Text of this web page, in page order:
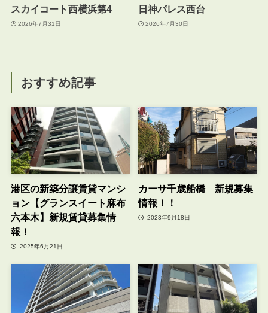
スカイコート西横浜第4
2026年7月31日
日神パレス西台
2026年7月30日
おすすめ記事
港区の新築分譲賃貸マンシ
ョン【グランスイート麻布
六本木】新規賃貸募集情
報！
2025年6月21日
カーサ千歳船橋 新規募集
情報！！
2023年9月18日